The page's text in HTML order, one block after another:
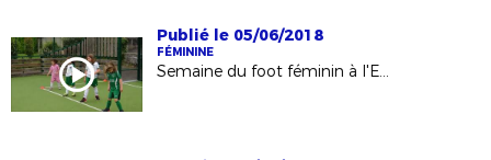
Publié le 05/06/2018
FÉMININE
Semaine du foot féminin à l'ESMAN